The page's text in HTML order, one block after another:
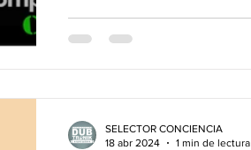
SELECTOR CONCIENCIA
18 abr 2024
1 min de lectura